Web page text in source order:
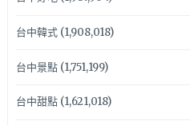
台中韓式(1,908,018)
台中景點(1,751,199)
台中甜點(1,621,018)